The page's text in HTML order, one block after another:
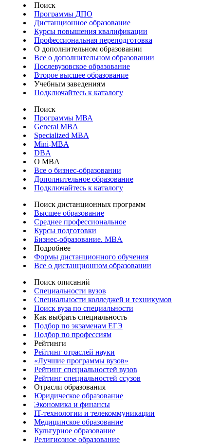
Поиск
Программы ДПО
Дистанционное образование
Курсы повышения квалификации
Профессиональная переподготовка
О дополнительном образовании
Все о дополнительном образовании
Послевузовское образование
Второе высшее образование
Учебным заведениям
Подключайтесь к каталогу
Поиск
Программы МВА
General MBA
Specialized MBA
Mini-MBA
DBA
О MBA
Все о бизнес-образовании
Дополнительное образование
Подключайтесь к каталогу
Поиск дистанционных программ
Высшее образование
Среднее профессиональное
Курсы подготовки
Бизнес-образование. MBA
Подробнее
Формы дистанционного обучения
Все о дистанционном образовании
Поиск описаний
Специальности вузов
Специальности колледжей и техникумов
Поиск вуза по специальности
Как выбрать специальность
Подбор по экзаменам ЕГЭ
Подбор по профессиям
Рейтинги
Рейтинг отраслей науки
«Лучшие программы вузов»
Рейтинг специальностей вузов
Рейтинг специальностей ссузов
Отрасли образования
Юридическое образование
Экономика и финансы
IT-технологии и телекоммуникации
Медицинское образование
Культурное образование
Религиозное образование